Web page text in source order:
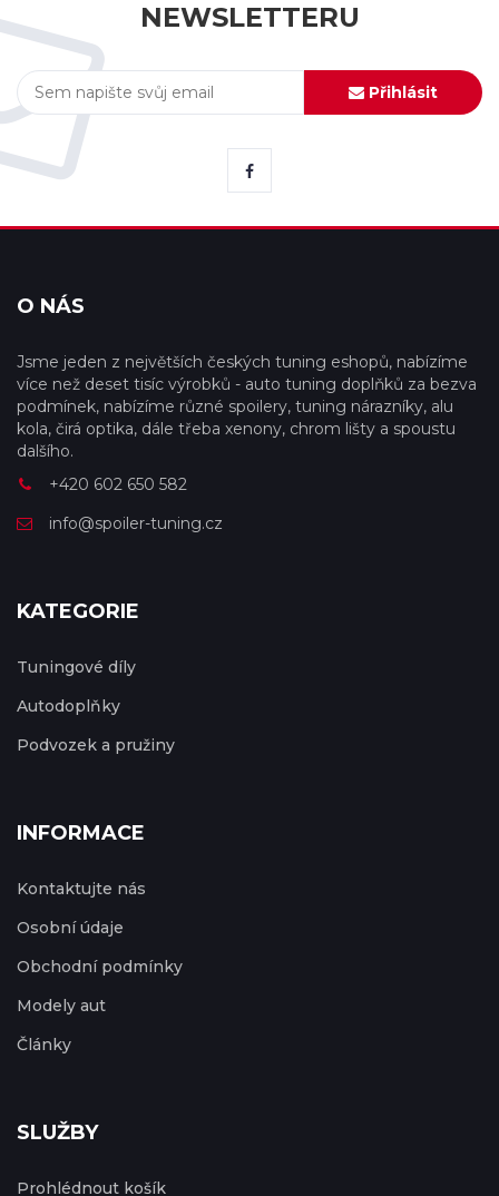
NEWSLETTERU
Přihlásit
O NÁS
Jsme jeden z největších českých tuning eshopů, nabízíme
více než deset tisíc výrobků - auto tuning doplňků za bezva
podmínek, nabízíme různé spoilery, tuning nárazníky, alu
kola, čirá optika, dále třeba xenony, chrom lišty a spoustu
dalšího.
+420 602 650 582
info@spoiler-tuning.cz
KATEGORIE
Tuningové díly
Autodoplňky
Podvozek a pružiny
INFORMACE
Kontaktujte nás
Osobní údaje
Obchodní podmínky
Modely aut
Články
SLUŽBY
Prohlédnout košík